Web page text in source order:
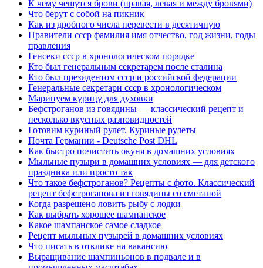
К чему чешутся брови (правая, левая и между бровями)
Что берут с собой на пикник
Как из дробного числа перевести в десятичную
Правители ссср фамилия имя отчество, год жизни, годы
правления
Генсеки ссср в хронологическом порядке
Кто был генеральным секретарем после сталина
Кто был президентом ссср и российской федерации
Генеральные секретари ссср в хронологическом
Маринуем курицу для духовки
Бефстроганов из говядины — классический рецепт и
несколько вкусных разновидностей
Готовим куриный рулет. Куриные рулеты
Почта Германии - Deutsche Post DHL
Как быстро почистить окуня в домашних условиях
Мыльные пузыри в домашних условиях — для детского
праздника или просто так
Что такое бефстроганов? Рецепты с фото. Классический
рецепт бефстроганова из говядины со сметаной
Когда разрешено ловить рыбу с лодки
Как выбрать хорошее шампанское
Какое шампанское самое сладкое
Рецепт мыльных пузырей в домашних условиях
Что писать в отклике на вакансию
Выращивание шампиньонов в подвале и в